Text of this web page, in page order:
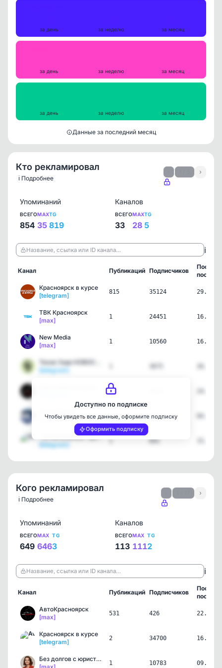
за день за неделю за месяц
за день за неделю за месяц
за день за неделю за месяц
Данные за последний месяц
Кто рекламировал
ℹ️ Подробнее
›
Упоминаний
ВСЕГО
854
MAX
35
TG
819
Каналов
ВСЕГО
33
MAX
28
TG
5
Название, ссылка или ID канала… ℹ️
Канал Публикаций Подписчиков
пост
Красноярск в курсе
[telegram]
815 35124
ТВК Красноярск
[max]
1 24451
New Media
[max]
1 10560
[telegram]
1
[max]
6 389
"ОГНИ ЕНИСЕЯ" дивногорск…
[telegram]
1 691
Доступно по подписке
Чтобы увидеть все данные, оформите подписку
Оформить подписку
Кого рекламировал
ℹ️ Подробнее
›
Упоминаний
ВСЕГО
649
MAX
646
TG
3
Каналов
ВСЕГО
113
MAX
111
TG
2
Название, ссылка или ID канала… ℹ️
Канал Публикаций Подписчиков
пост
АвтоКрасноярск
[max]
531 426
Красноярск в курсе
[telegram]
2 34700
Без долгов с юристом Кат…
1 10783